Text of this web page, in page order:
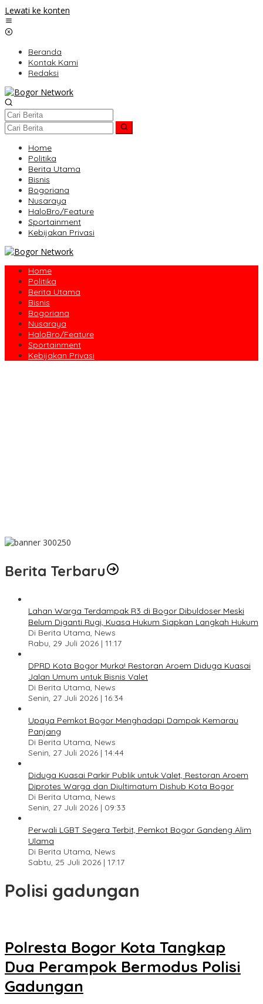
Lewati ke konten
Beranda
Kontak Kami
Redaksi
Home
Politika
Berita Utama
Bisnis
Bogoriana
Nusaraya
HaloBro/Feature
Sportainment
Kebijakan Privasi
Home
Politika
Berita Utama
Bisnis
Bogoriana
Nusaraya
HaloBro/Feature
Sportainment
Kebijakan Privasi
Berita Terbaru
Lahan Warga Terdampak R3 di Bogor Dibuldoser Meski
Belum Diganti Rugi, Kuasa Hukum Siapkan Langkah Hukum
Di Berita Utama, News
Rabu, 29 Juli 2026 | 11:17
DPRD Kota Bogor Murka! Restoran Aroem Diduga Kuasai
Jalan Umum untuk Bisnis Valet
Di Berita Utama, News
Senin, 27 Juli 2026 | 16:34
Upaya Pemkot Bogor Menghadapi Dampak Kemarau
Panjang
Di Berita Utama, News
Senin, 27 Juli 2026 | 14:44
Diduga Kuasai Parkir Publik untuk Valet, Restoran Aroem
Diprotes Warga dan Diultimatum Dishub Kota Bogor
Di Berita Utama, News
Senin, 27 Juli 2026 | 09:33
Perwali LGBT Segera Terbit, Pemkot Bogor Gandeng Alim
Ulama
Di Berita Utama, News
Sabtu, 25 Juli 2026 | 17:17
Polisi gadungan
Polresta Bogor Kota Tangkap
Dua Perampok Bermodus Polisi
Gadungan